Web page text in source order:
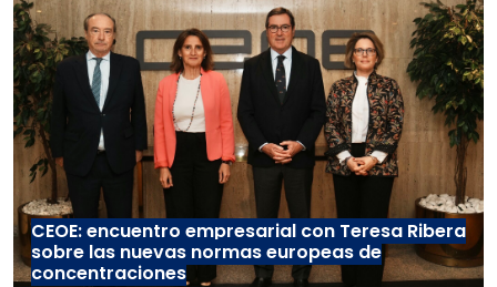
CEOE: encuentro empresarial con Teresa Ribera
sobre las nuevas normas europeas de
concentraciones